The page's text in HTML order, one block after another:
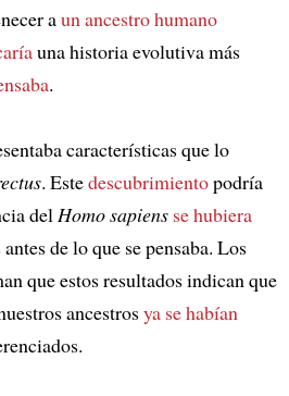
aun ancestro humano
una historia evolutiva más
.
características que lo
. Estedescubrimientopodría
del Homo sapiens se hubiera
de lo que se pensaba. Los
que estos resultados indican que
ancestrosya se habían